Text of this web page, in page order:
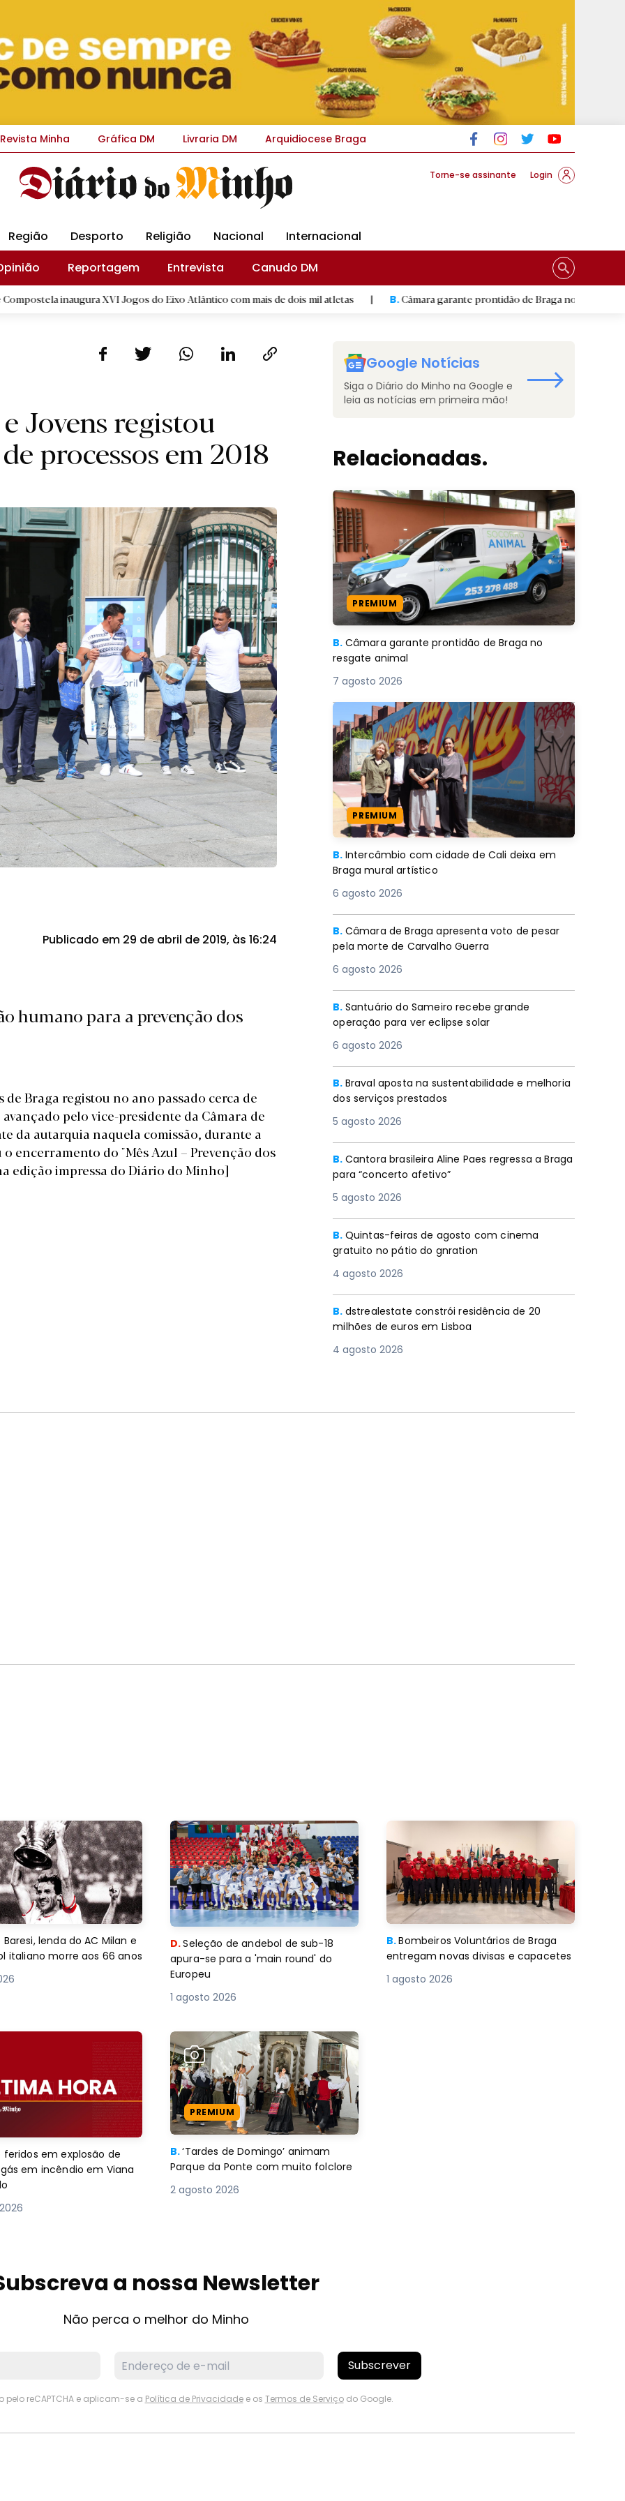
Revista Minha Gráfica DM Livraria DM Arquidiocese Braga
Torne-se assinante Login
Região Desporto Religião Nacional
Internacional
Reportagem Entrevista Canudo DM
XVI Jogos do Eixo Atlântico com mais de dois mil atletas | B.Câmara garante prontidão de Braga no resgate animal
Jovens registou
processos em 2018
Publicado em 29 de abril de 2019, às 16:24
humano para a prevenção dos
Braga registou no ano passado cerca de
pelo vice-presidente da Câmara de
da autarquia naquela comissão, durante a
encerramento do "Mês Azul – Prevenção dos
edição impressa do Diário do Minho]
Google Notícias
Siga o Diário do Minho na Google e
leia as notícias em primeira mão!
Relacionadas.
PREMIUM
B. Câmara garante prontidão de Braga no
resgate animal
7 agosto 2026
PREMIUM
B. Intercâmbio com cidade de Cali deixa em
Braga mural artístico
6 agosto 2026
B. Câmara de Braga apresenta voto de pesar
pela morte de Carvalho Guerra
6 agosto 2026
B. Santuário do Sameiro recebe grande
operação para ver eclipse solar
6 agosto 2026
B. Braval aposta na sustentabilidade e melhoria
dos serviços prestados
5 agosto 2026
B. Cantora brasileira Aline Paes regressa a Braga
para “concerto afetivo”
5 agosto 2026
B. Quintas-feiras de agosto com cinema
gratuito no pátio do gnration
4 agosto 2026
B. dstrealestate constrói residência de 20
milhões de euros em Lisboa
4 agosto 2026
Baresi, lenda do AC Milan e
italiano morre aos 66 anos
D.Seleção de andebol de sub-18
apura-se para a 'main round' do
Europeu
1 agosto 2026
B.Bombeiros Voluntários de Braga
entregam novas divisas e capacetes
1 agosto 2026
feridos em explosão de
em incêndio em Viana
PREMIUM
B.‘Tardes de Domingo’ animam
Parque da Ponte com muito folclore
2 agosto 2026
a nossa Newsletter
Não perca o melhor do Minho
Subscrever
pelo reCAPTCHA e aplicam-se a Política de Privacidadee os Termos de Serviçodo Google.